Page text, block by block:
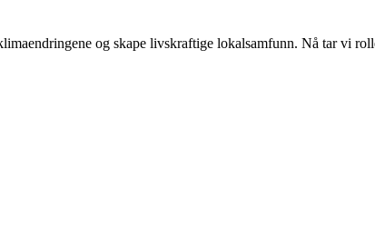
og skape livskraftige lokalsamfunn. Nå tar vi